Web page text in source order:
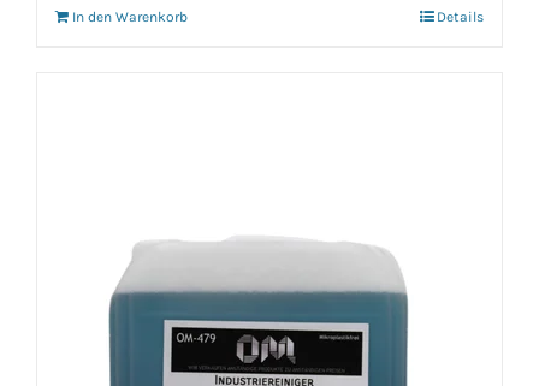
In den Warenkorb Details